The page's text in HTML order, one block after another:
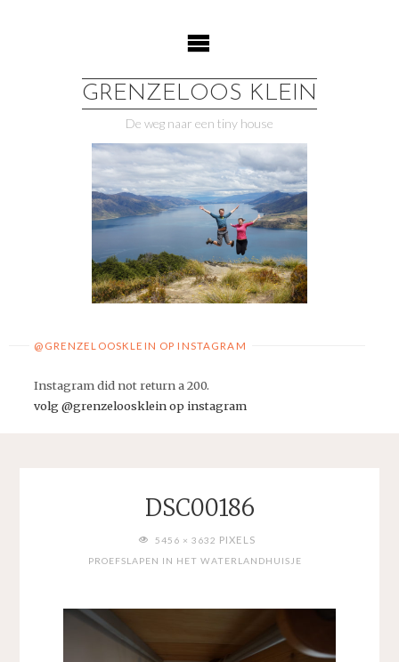
GRENZELOOS KLEIN
De weg naar een tiny house
@GRENZELOOSKLEIN OP INSTAGRAM
Instagram did not return a 200.
volg @grenzeloosklein op instagram
DSC00186
VOLLEDIGE
5456 × 3632 PIXELS
PROEFSLAPEN IN HET WATERLANDHUISJE